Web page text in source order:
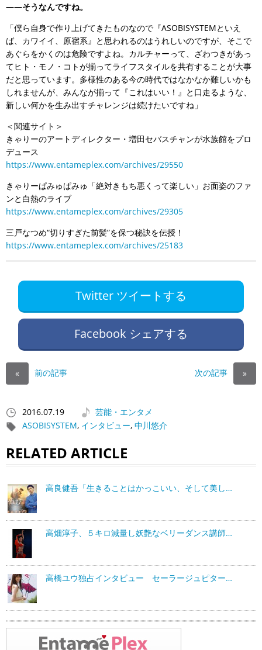
――そうなんですね。
「僕ら自身で作り上げてきたものなので『ASOBISYSTEMといえ
ば、カワイイ、原宿系』と思われるのはうれしいのですが、そこで
あぐらをかくのは危険ですよね。カルチャーって、ざわつきがあっ
てヒト・モノ・コトが揃ってライフスタイルを共有することが大事
だと思っています。多様性のある今の時代ではなかなか難しいかも
しれませんが、みんなが揃って『これはいい！』と口走るような、
新しい何かを生み出すチャレンジは続けたいですね」
＜関連サイト＞
きゃりーのアートディレクター・増田セバスチャンが水族館をプロ
デュース
https://www.entameplex.com/archives/29550
きゃりーぱみゅぱみゅ「絶対きもち悪くって楽しい」お面姿のファ
ンと白熱のライブ
https://www.entameplex.com/archives/29305
三戸なつめ“切りすぎた前髪”を保つ秘訣を伝授！
https://www.entameplex.com/archives/25183
Twitter ツイートする
Facebook シェアする
« 前の記事 次の記事 »
2016.07.19
芸能・エンタメ
ASOBISYSTEM, インタビュー, 中川悠介
RELATED ARTICLE
高良健吾「生きることはかっこいい、そして美し…
高畑淳子、５キロ減量し妖艶なベリーダンス講師…
高橋ユウ独占インタビュー セーラージュピター…